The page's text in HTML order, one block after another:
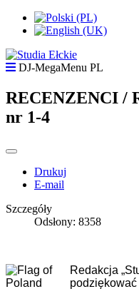
DJ-MegaMenu PL
RECENZENCI /
nr 1-4
Drukuj
E-mail
Szczegóły
Odsłony: 8358
Redakcja